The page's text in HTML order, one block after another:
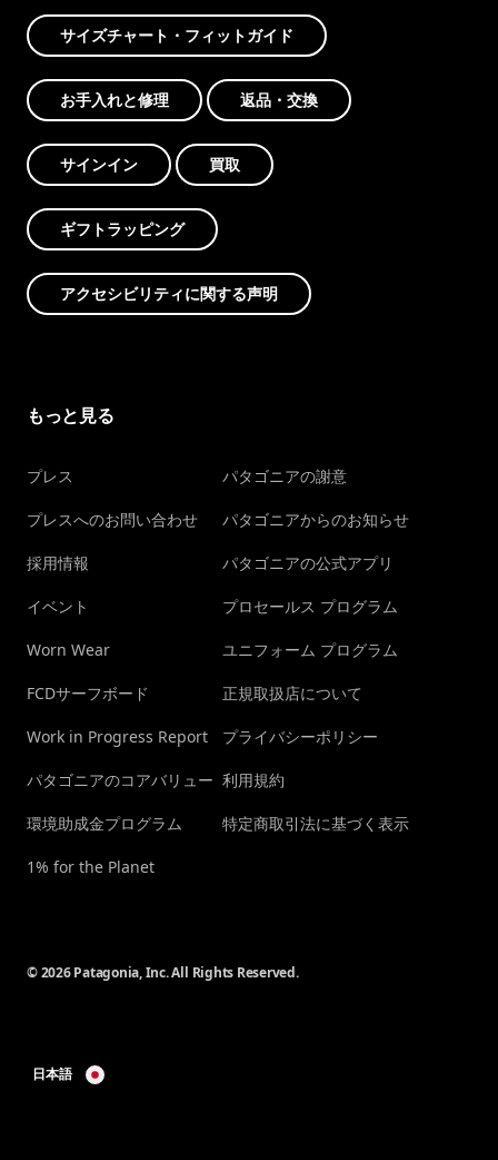
サイズチャート・フィットガイド
お手入れと修理 返品・交換
サインイン 買取
ギフトラッピング
アクセシビリティに関する声明
もっと見る
プレス
プレスへのお問い合わせ
採用情報
イベント
Worn Wear
FCDサーフボード
Work in Progress Report
パタゴニアのコアバリュー
環境助成金プログラム
1% for the Planet
パタゴニアの謝意
パタゴニアからのお知らせ
パタゴニアの公式アプリ
プロセールス プログラム
ユニフォーム プログラム
正規取扱店について
プライバシーポリシー
利用規約
特定商取引法に基づく表示
© 2026 Patagonia, Inc. All Rights Reserved.
日本語